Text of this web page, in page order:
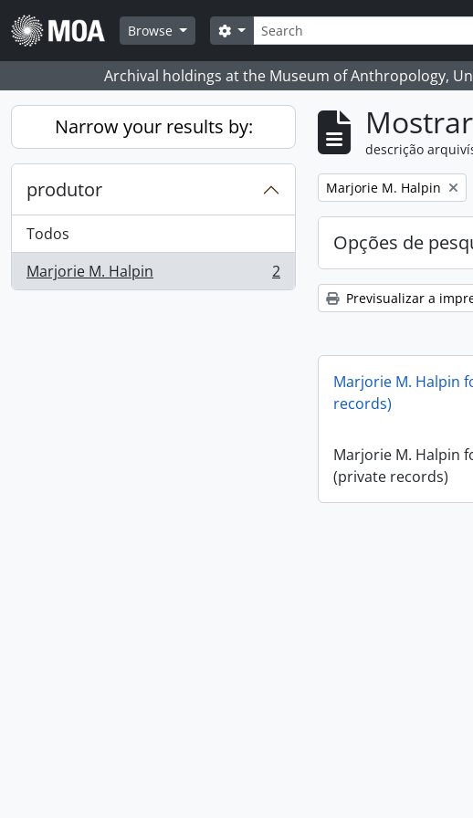
Skip to main content
Browse
Pesquisar
Search options
Archival holdings at the Museum of Anthropology,
Narrow your results by:
produtor
Todos
Marjorie M. Halpin
, 2 resultados 2
descrição
Remove filter:
Marjorie M. Halpin
Opções de
Previsualizar a
Marjorie M. Halpin
records)
Marjorie M. Halpin
(private records)